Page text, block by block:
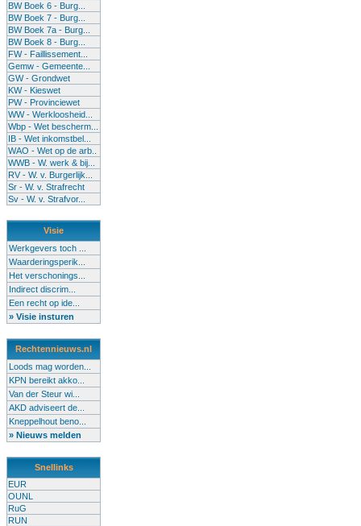
BW Boek 6 - Burg...
BW Boek 7 - Burg...
BW Boek 7a - Burg...
BW Boek 8 - Burg...
FW - Faillissement...
Gemw - Gemeente...
GW - Grondwet
KW - Kieswet
PW - Provinciewet
WW - Werkloosheid...
Wbp - Wet bescherm...
IB - Wet inkomstbel...
WAO - Wet op de arb..
WWB - W. werk & bij...
RV - W. v. Burgerlijk...
Sr - W. v. Strafrecht
Sv - W. v. Strafvor...
Visie
Werkgevers toch ...
Waarderingsperik...
Het verschonings...
Indirect discrim...
Een recht op ide...
» Visie insturen
Rechtennieuws.nl
Loods mag worden...
KPN bereikt akko...
Van der Steur wi...
AKD adviseert de...
Kneppelhout beno...
» Nieuws melden
Snellinks
EUR
OUNL
RuG
RUN